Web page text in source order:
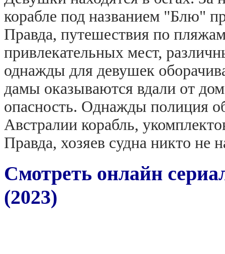
корабле под названием "Блю"
Правда, путешествия по
привлекательных мест,
однажды для девушек
дамы оказываются вдали от
опасность. Однажды полиция
Австралии корабль,
Правда, хозяев судна никто не
Смотреть онлайн
(2023)